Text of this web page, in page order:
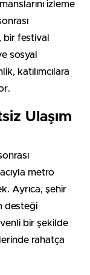
izleme
festival
sosyal
katılımcılara
Ulaşım
metro
Ayrıca, şehir
desteği
bir şekilde
rahatça